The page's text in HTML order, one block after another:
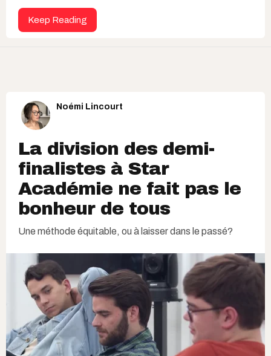
Keep Reading
Noémi Lincourt
La division des demi-
finalistes à Star
Académie ne fait pas le
bonheur de tous
Une méthode équitable, ou à laisser dans le passé?